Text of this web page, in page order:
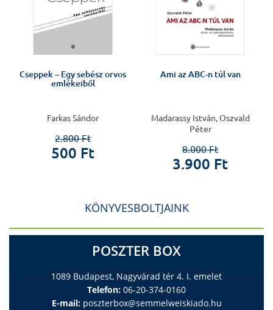
Cseppek – Egy sebész orvos
emlékeiből
Farkas Sándor
2.800 Ft
500 Ft
Ami az ABC-n túl van
Madarassy István, Oszvald
Péter
8.000 Ft
3.900 Ft
KÖNYVESBOLTJAINK
POSZTER BOX
1089 Budapest, Nagyvárad tér 4. I. emelet
Telefon: 06-20-374-0160
E-mail: poszterbox@semmelweiskiado.hu